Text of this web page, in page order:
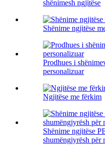
shënimesh ngjitëse
Shënime ngjitëse
Prodhues i
personalizuar
Ngjitëse me fërkim
Shënime ngjitëse
shumëngjyrësh për